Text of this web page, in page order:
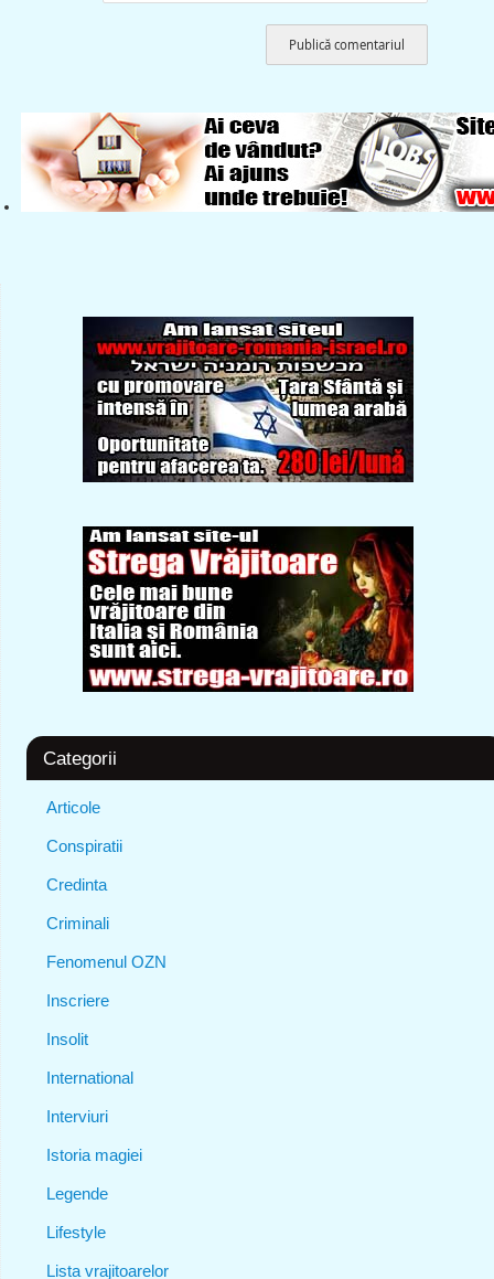
Categorii
Articole
Conspiratii
Credinta
Criminali
Fenomenul OZN
Inscriere
Insolit
International
Interviuri
Istoria magiei
Legende
Lifestyle
Lista vrajitoarelor